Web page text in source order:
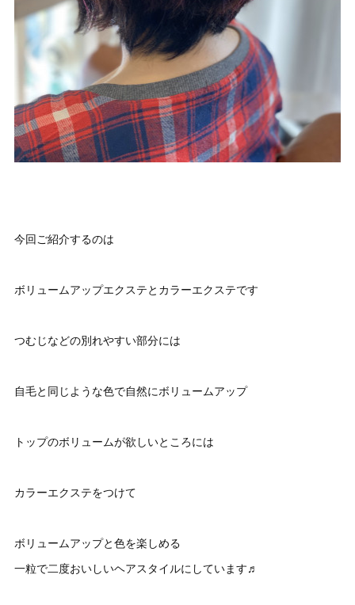
今回ご紹介するのは
ボリュームアップエクステとカラーエクステです
つむじなどの別れやすい部分には
自毛と同じような色で自然にボリュームアップ
トップのボリュームが欲しいところには
カラーエクステをつけて
ボリュームアップと色を楽しめる
一粒で二度おいしいヘアスタイルにしています♬